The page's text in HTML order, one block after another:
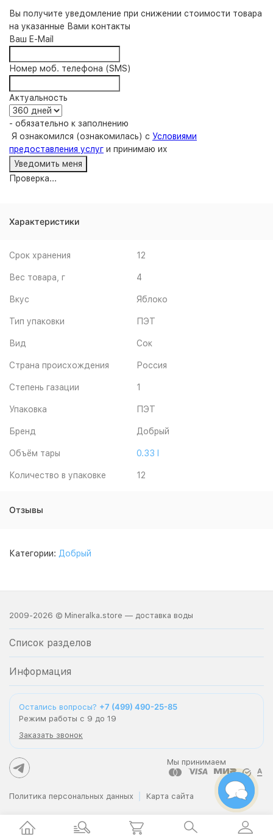
Вы получите уведомление при снижении стоимости товара
на указанные Вами контакты
Ваш E-Mail
Номер моб. телефона (SMS)
Актуальность
- обязательно к заполнению
Я ознакомился (ознакомилась) с Условиями
предоставления услуг и принимаю их
Проверка...
Характеристики
Срок хранения 12
Вес товара, г 4
Вкус Яблоко
Тип упаковки ПЭТ
Вид Сок
Страна происхождения Россия
Степень газации 1
Упаковка ПЭТ
Бренд Добрый
Объём тары 0.33 l
Количество в упаковке 12
Отзывы
Категории: Добрый
2009-2026 © Mineralka.store — доставка воды
Список разделов
Информация
Остались вопросы? +7 (499) 490-25-85
Режим работы с 9 до 19
Заказать звонок
Мы принимаем
Политика персональных данных Карта сайта